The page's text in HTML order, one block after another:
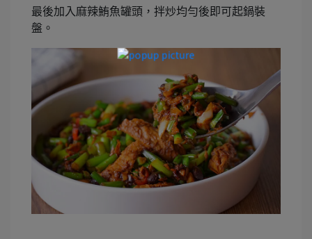
最後加入麻辣鮪魚罐頭，拌炒均勻後即可起鍋裝
盤。